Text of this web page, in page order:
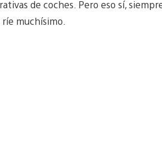
de coches. Pero eso sí,
muchísimo.